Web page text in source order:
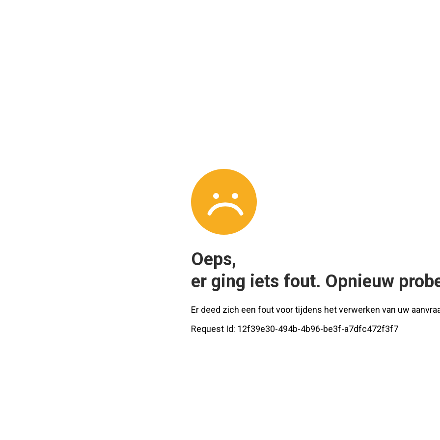
Oeps,
er ging iets fout. Opnieuw
Er deed zich een fout voor tijdens het verwerken van uw
Request Id: 12f39e30-494b-4b96-be3f-a7dfc472f3f7